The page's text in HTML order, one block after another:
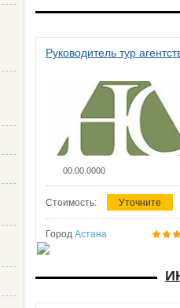
Руководитель тур
00.00.0000
Стоимость: Уточните
Город Астана